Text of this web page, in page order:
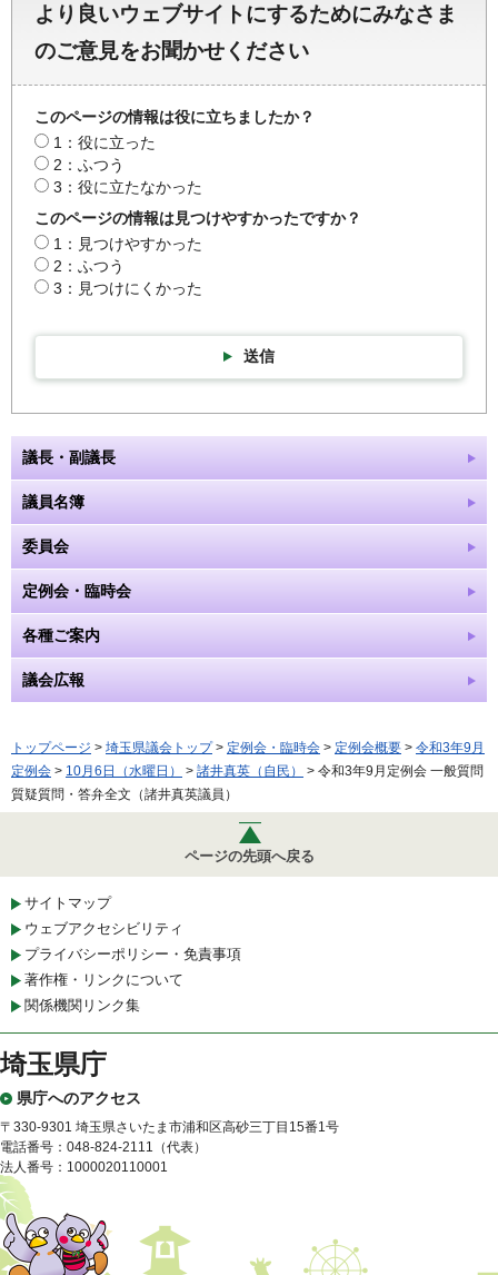
より良いウェブサイトにするためにみなさま
のご意見をお聞かせください
このページの情報は役に立ちましたか？
1：役に立った
2：ふつう
3：役に立たなかった
このページの情報は見つけやすかったですか？
1：見つけやすかった
2：ふつう
3：見つけにくかった
送信
議長・副議長
議員名簿
委員会
定例会・臨時会
各種ご案内
議会広報
トップページ > 埼玉県議会トップ> 定例会・臨時会 > 定例会概要 > 令和3年9月
定例会 > 10月6日（水曜日） > 諸井真英（自民）
> 令和3年9月定例会 一般質問
質疑質問・答弁全文（諸井真英議員）
ページの先頭へ戻る
サイトマップ
ウェブアクセシビリティ
プライバシーポリシー・免責事項
著作権・リンクについて
関係機関リンク集
埼玉県庁
県庁へのアクセス
〒330-9301 埼玉県さいたま市浦和区高砂三丁目15番1号
電話番号：048-824-2111（代表）
法人番号：1000020110001